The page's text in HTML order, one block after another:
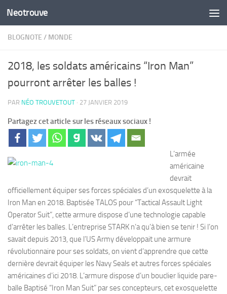
Skip to content
Neotrouve
BLOGNOTE / MONDE
2018, les soldats américains “Iron Man”
pourront arrêter les balles !
PAR NÉO TROUVETOUT · 27 JANVIER 2019
Partagez cet article sur les réseaux sociaux !
L’armée
américaine
devrait
officiellement équiper ses forces spéciales d’un exosquelette à la
Iron Man en 2018. Baptisée TALOS pour “Tactical Assault Light
Operator Suit”, cette armure dispose d’une technologie capable
d’arrêter les balles. L’entreprise STARK n’a qu’à bien se tenir ! Si l’on
savait depuis 2013, que l’US Army développait une armure
révolutionnaire pour ses soldats, on vient d’apprendre que cette
dernière devrait équiper les Navy Seals et autres forces spéciales
américaines d’ici 2018. L’armure dispose d’un bouclier liquide pare-
balle Baptisé “Iron Man Suit” par ses concepteurs, cet exosquelette